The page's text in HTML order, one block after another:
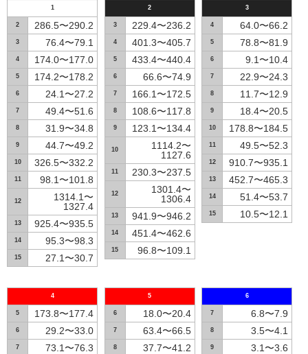
1
2 286.5〜290.2
3 76.4〜79.1
4 174.0〜177.0
5 174.2〜178.2
6 24.1〜27.2
7 49.4〜51.6
8 31.9〜34.8
9 44.7〜49.2
10 326.5〜332.2
11 98.1〜101.8
12
1314.1〜
1327.4
13 925.4〜935.5
14 95.3〜98.3
15 27.1〜30.7
2
3 229.4〜236.2
4 401.3〜405.7
5 433.4〜440.4
6 66.6〜74.9
7 166.1〜172.5
8 108.6〜117.8
9 123.1〜134.4
10
1114.2〜
1127.6
11 230.3〜237.5
12
1301.4〜
1306.4
13 941.9〜946.2
14 451.4〜462.6
15 96.8〜109.1
3
4 64.0〜66.2
5 78.8〜81.9
6 9.1〜10.4
7 22.9〜24.3
8 11.7〜12.9
9 18.4〜20.5
10 178.8〜184.5
11 49.5〜52.3
12 910.7〜935.1
13 452.7〜465.3
14 51.4〜53.7
15 10.5〜12.1
4
5 173.8〜177.4
6 29.2〜33.0
7 73.1〜76.3
5
6 18.0〜20.4
7 63.4〜66.5
8 37.7〜41.2
6
7 6.8〜7.9
8 3.5〜4.1
9 3.1〜3.6